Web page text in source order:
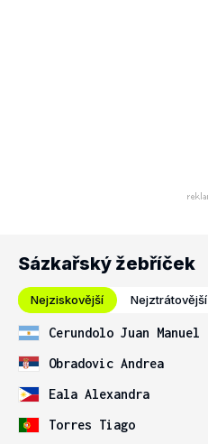
Sázkařský žebříček
Nejziskovější Nejztrátovější
Cerundolo Juan Manuel
Obradovic Andrea
Eala Alexandra
Torres Tiago